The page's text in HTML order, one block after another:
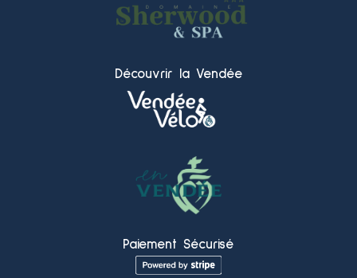
Découvrir la Vendée
Paiement Sécurisé